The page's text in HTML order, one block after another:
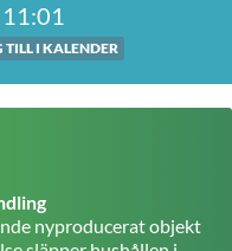
TILL I KALENDER
nyproducerat objekt